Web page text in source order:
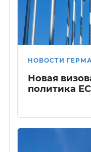
НОВОСТИ
Новая
политика ЕС